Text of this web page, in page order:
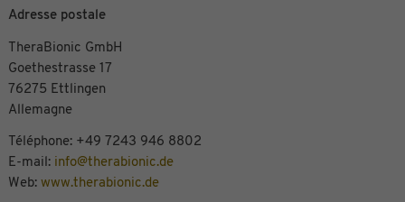
Adresse postale
TheraBionic GmbH
Goethestrasse 17
76275 Ettlingen
Allemagne
Téléphone: +49 7243 946 8802
E-mail: info@therabionic.de
Web: www.therabionic.de